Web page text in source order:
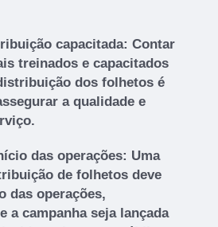
capacitada: Contar
treinados e capacitados
dos folhetos é
a qualidade e
das operações: Uma
de folhetos deve
das operações,
a campanha seja lançada